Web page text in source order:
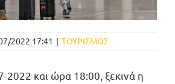
2022 17:41 | ΤΟΥΡΙΣΜΟΣ
2022 και ώρα 18:00, ξεκινά η